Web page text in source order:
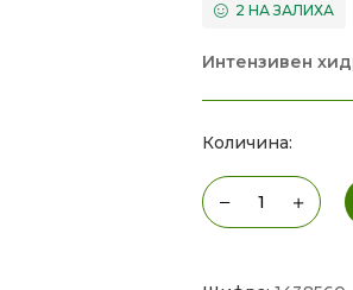
2 НА ЗАЛИХА
Интензивен
Количина: